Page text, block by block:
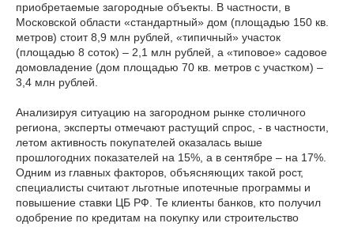
приобретаемые загородные объекты. В частности, в
Московской области «стандартный» дом (площадью 150 кв.
метров) стоит 8,9 млн рублей, «типичный» участок
(площадью 8 соток) – 2,1 млн рублей, а «типовое» садовое
домовладение (дом площадью 70 кв. метров с участком) –
3,4 млн рублей.
Анализируя ситуацию на загородном рынке столичного
региона, эксперты отмечают растущий спрос, - в частности,
летом активность покупателей оказалась выше
прошлогодних показателей на 15%, а в сентябре – на 17%.
Одним из главных факторов, объясняющих такой рост,
специалисты считают льготные ипотечные программы и
повышение ставки ЦБ РФ. Те клиенты банков, кто получил
одобрение по кредитам на покупку или строительство